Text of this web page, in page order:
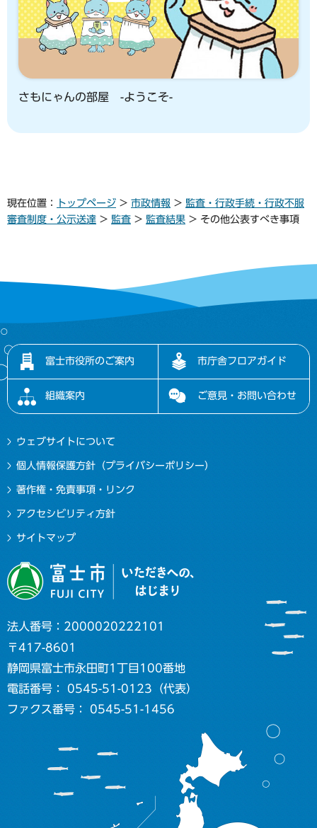
さもにゃんの部屋 -ようこそ-
現在位置： トップページ > 市政情報 > 監査・行政手続・行政不服
審査制度・公示送達 > 監査 > 監査結果 > その他公表すべき事項
富士市役所のご案内 市庁舎フロアガイド
組織案内 ご意見・お問い合わせ
ウェブサイトについて
個人情報保護方針（プライバシーポリシー）
著作権・免責事項・リンク
アクセシビリティ方針
サイトマップ
法人番号：2000020222101
〒417-8601
静岡県富士市永田町1丁目100番地
電話番号： 0545-51-0123（代表）
ファクス番号： 0545-51-1456